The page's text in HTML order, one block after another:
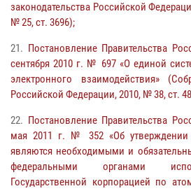
законодательства Российской
№ 25, ст. 3696);
21. Постановление Правительства
сентября 2010 г. № 697 «О единой
электронного взаимодействия»
Российской Федерации, 2010, № 38, ст.
22. Постановление Правительства
мая 2011 г. № 352 «Об утверждении
являются необходимыми и
федеральными органами
Государственной корпорацией по